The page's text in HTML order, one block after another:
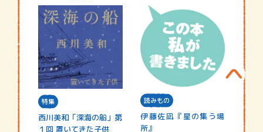
特集
西川美和「深海の船」第
１回 置いてきた子供
読みもの
伊藤佐凪『星の集う場
所』